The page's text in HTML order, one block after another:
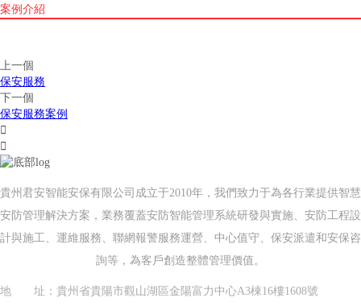
案例介紹
上一個
保安服務
下一個
保安服務案例


貴州君安智能安保有限公司成立于2010年，我們致力于為各行業提供智慧
安防管理解決方案，業務覆蓋安防智能管理系統研發與實施、安防工程設
計與施工、運維服務、聯網報警服務運營、中心值守、保安派遣和安保咨
詢等，為客戶創造整體管理價值。
地 址：貴州省貴陽市觀山湖區金陽富力中心A3棟16樓1608號